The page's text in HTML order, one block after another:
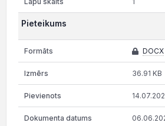
Pieteikums
DOCX
36.91 KB